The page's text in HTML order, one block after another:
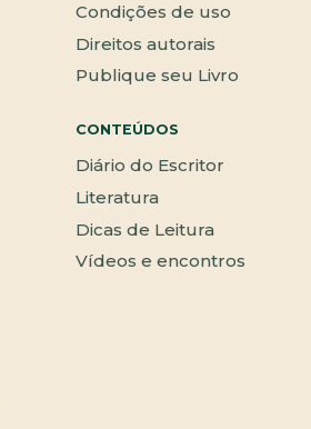
Condições de uso
Direitos autorais
Publique seu Livro
CONTEÚDOS
Diário do Escritor
Literatura
Dicas de Leitura
Vídeos e encontros